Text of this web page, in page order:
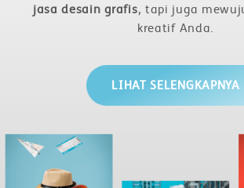
jasa desain grafis, tapi juga
kreatif Anda.
LIHAT SELENGKAPNYA